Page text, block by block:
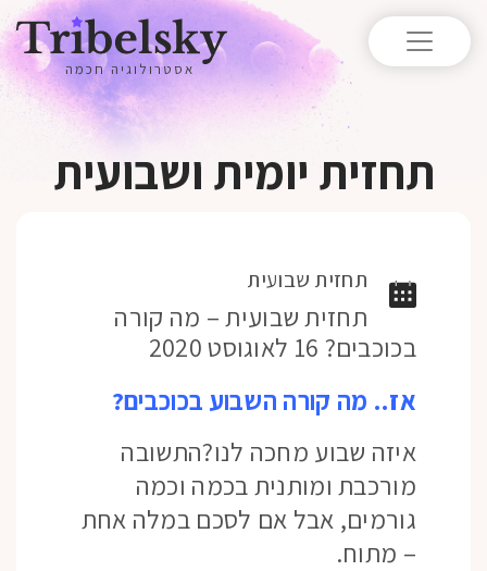
אסטרולוגיה חכמה
תחזית יומית ושבועית
תחזית שבועית
תחזית שבועית – מה קורה
בכוכבים? 16 לאוגוסט 2020
אז.. מה קורה השבוע בכוכבים?
איזה שבוע מחכה לנו?התשובה
מורכבת ומותנית בכמה וכמה
גורמים, אבל אם לסכם במלה אחת
– מתוח.